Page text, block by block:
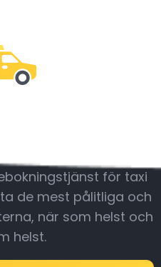
för taxi
de mest pålitliga och
när som helst och
helst.